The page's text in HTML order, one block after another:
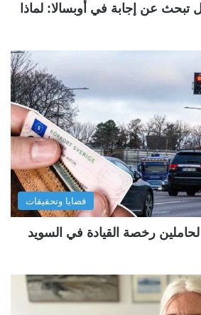
تبحث عن إجابة في أوبسالا: لماذا
قضايا وتحقيقات
رخصة القيادة في السويد